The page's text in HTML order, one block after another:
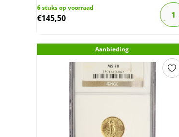
6stuks op voorraad
€145,50
Aanbieding